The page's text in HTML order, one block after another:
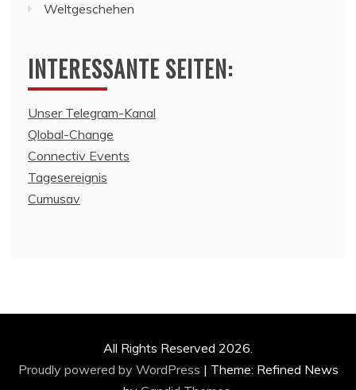
Weltgeschehen
INTERESSANTE SEITEN:
Unser Telegram-Kanal
Qlobal-Change
Connectiv Events
Tagesereignis
Cumusav
All Rights Reserved 2026.
Proudly powered by WordPress | Theme: Refined News